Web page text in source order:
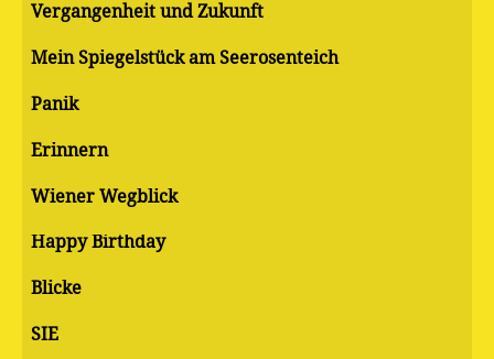
Vergangenheit und Zukunft
Mein Spiegelstück am Seerosenteich
Panik
Erinnern
Wiener Wegblick
Happy Birthday
Blicke
SIE